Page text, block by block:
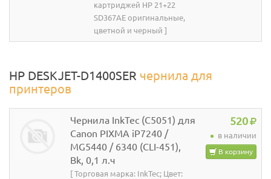
картриджей HP 21+22
SD367AE оригинальные,
цветной и черный ]
HP DESKJET-D1400SER чернила для
принтеров
Чернила InkTec (C5051) для
Canon PIXMA iP7240 /
MG5440 / 6340 (CLI-451),
Bk, 0,1 л.ч
[ Торговая марка: InkTec; Цвет:
520
в наличии
В корзину